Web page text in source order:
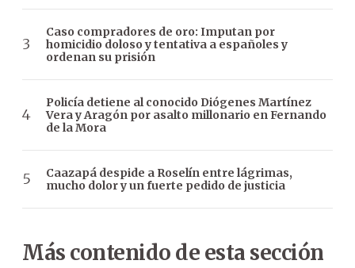
Caso compradores de oro: Imputan por
homicidio doloso y tentativa a españoles y
ordenan su prisión
Policía detiene al conocido Diógenes Martínez
Vera y Aragón por asalto millonario en Fernando
de la Mora
Caazapá despide a Roselín entre lágrimas,
mucho dolor y un fuerte pedido de justicia
Más contenido de esta sección